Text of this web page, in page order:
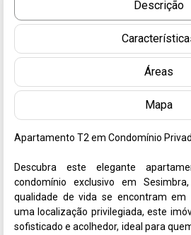
Descrição
Áreas
Mapa
Apartamento T2 em Condomínio
Descubra este elegante
condomínio exclusivo em
qualidade de vida se encontram em
uma localização privilegiada, este
sofisticado e acolhedor, ideal para